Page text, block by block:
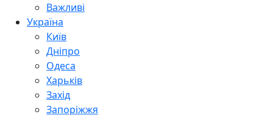
Важливі
Україна
Київ
Дніпро
Одеса
Харьків
Захід
Запоріжжя